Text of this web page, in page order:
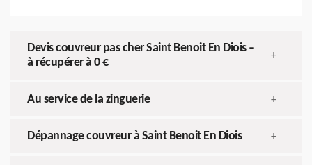
Devis couvreur pas cher Saint Benoit En Diois –
à récupérer à 0 €
+
Au service de la zinguerie +
Dépannage couvreur à Saint Benoit En Diois +